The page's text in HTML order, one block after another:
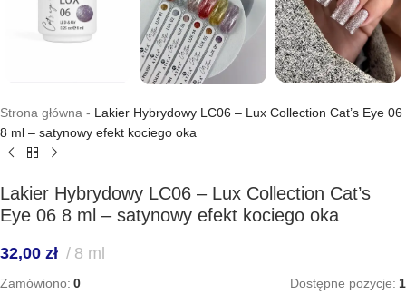
Strona główna - Lakier Hybrydowy LC06 – Lux Collection Cat’s Eye 06
8 ml – satynowy efekt kociego oka
Lakier Hybrydowy LC06 – Lux Collection Cat’s
Eye 06 8 ml – satynowy efekt kociego oka
32,00 zł 8 ml
Zamówiono: 0 Dostępne pozycje: 1